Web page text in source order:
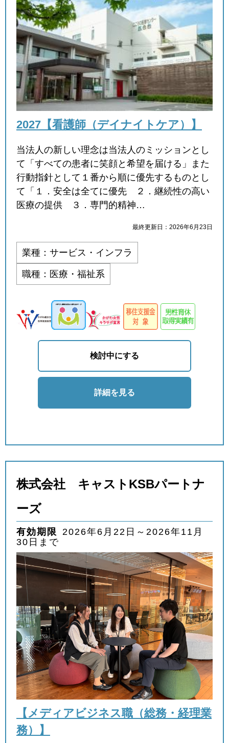
閉じる
2027【看護師（デイナイトケア）】
当法人の新しい理念は当法人のミッションとし
て「すべての患者に笑顔と希望を届ける」また
行動指針として１番から順に優先するものとし
て「１．安全は全てに優先 ２．継続性の高い
医療の提供 ３．専門的精神…
最終更新日：2026年6月23日
業種：サービス・インフラ
職種：医療・福祉系
検討中にする
詳細を見る
株式会社 キャストKSBパートナ
ーズ
有効期限 2026年6月22日～2026年11月
30日まで
【メディアビジネス職（総務・経理業
務）】